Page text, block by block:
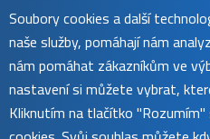
759
obvykle do 45 dnů
Soubory cookies a další
naše služby, pomáhají nám
nám pomáhat zákazníkům ve
nastavení si můžete vybrat,
Kliknutím na tlačítko